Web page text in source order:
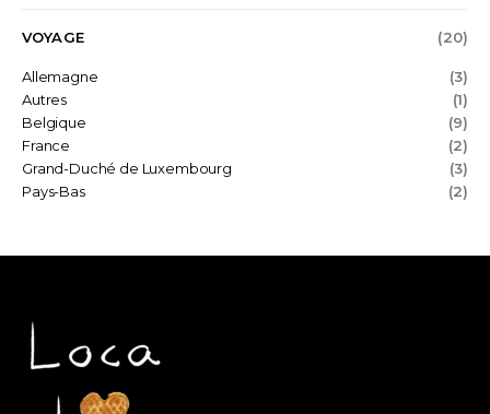
VOYAGE (20)
Allemagne
(3)
Autres
(1)
Belgique
(9)
France
(2)
Grand-Duché de Luxembourg
(3)
Pays-Bas
(2)